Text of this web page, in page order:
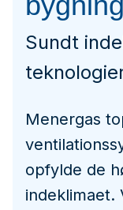
Sundt
Menergas
opfylde de
indeklimaet.